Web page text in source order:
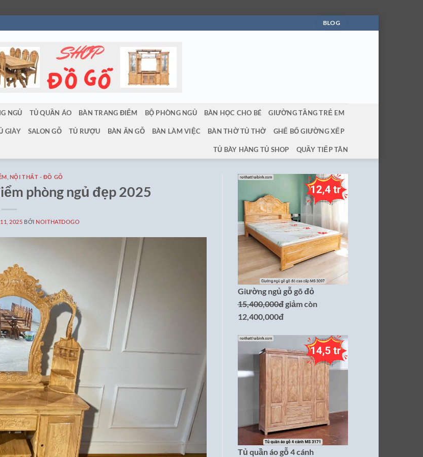
BLOG
NGỦ TỦ QUẦN ÁO BÀN TRANG ĐIỂM BỘ PHÒNG NGỦ BÀN HỌC CHO BÉ GIƯỜNG TẦNG TRẺ EM
GIÀY SALON GỖ TỦ RƯỢU BÀN ĂN GỖ BÀN LÀM VIỆC BÀN THỜ TỦ THỜ GHẾ BỐ GIƯỜNG XẾP
TỦ BÀY HÀNG TỦ SHOP QUẦY TIẾP TÂN
NỘI THẤT - ĐỒ GỖ
phòng ngủ đẹp 2025
2025 BỞI NOITHATDOGO
Giường ngủ gỗ gõ đỏ
15,400,000đgiảm còn
12,400,000đ
Tủ quần áo gỗ 4 cánh